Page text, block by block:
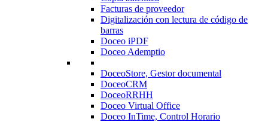
Facturas de proveedor
Digitalización con lectura de código de
barras
Doceo iPDF
Doceo Ademptio
DoceoStore, Gestor documental
DoceoCRM
DoceoRRHH
Doceo Virtual Office
Doceo InTime, Control Horario